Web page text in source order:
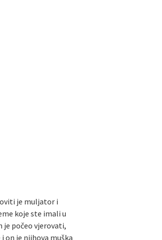
je muljator i
koje ste imali u
je počeo vjerovati,
on je njihova muška